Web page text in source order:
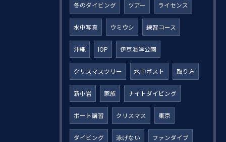
冬のダイビング ツアー ライセンス
水中写真 ウミウシ 練習コース
沖縄 IOP 伊豆海洋公園
クリスマスツリー 水中ポスト 取り方
新小岩 家族 ナイトダイビング
ボート講習 クリスマス 東京
ダイビング 泳げない ファンダイブ